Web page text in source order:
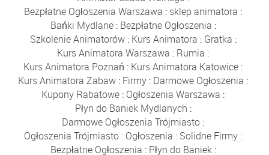
Bezpłatne Ogłoszenia Warszawa : sklep animatora :
Bańki Mydlane: Bezpłatne Ogłoszenia :
Szkolenie Animatorów: Kurs Animatora : Gratka :
Kurs Animatora Warszawa : Rumia :
Kurs Animatora Poznań : Kurs Animatora Katowice :
Kurs Animatora Zabaw : Firmy : Darmowe Ogłoszenia :
Kupony Rabatowe : Ogłoszenia Warszawa :
Płyn do Baniek Mydlanych :
Darmowe Ogłoszenia Trójmiasto :
Ogłoszenia Trójmiasto : Ogłoszenia : Solidne Firmy :
Bezpłatne Ogłoszenia : Płyn do Baniek: